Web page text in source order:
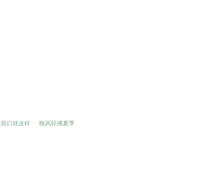
我们就这样 晚风轻拂夏季